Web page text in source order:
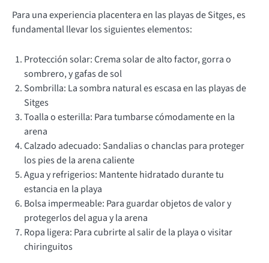
Para una experiencia placentera en las playas de Sitges, es
fundamental llevar los siguientes elementos:
Protección solar: Crema solar de alto factor, gorra o
sombrero, y gafas de sol
Sombrilla: La sombra natural es escasa en las playas de
Sitges
Toalla o esterilla: Para tumbarse cómodamente en la
arena
Calzado adecuado: Sandalias o chanclas para proteger
los pies de la arena caliente
Agua y refrigerios: Mantente hidratado durante tu
estancia en la playa
Bolsa impermeable: Para guardar objetos de valor y
protegerlos del agua y la arena
Ropa ligera: Para cubrirte al salir de la playa o visitar
chiringuitos